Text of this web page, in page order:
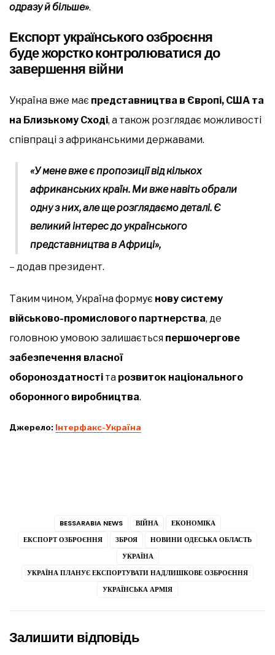
одразу й більше».
Експорт українського озброєння
буде жорстко контролюватися до
завершення війни
Україна вже має представництва в Європі, США та
на Близькому Сході, а також розглядає можливості
співпраці з африканськими державами.
«У мене вже є пропозиції від кількох
африканських країн. Ми вже навіть обрали
одну з них, але ще розглядаємо деталі. Є
великий інтерес до українського
представництва в Африці»,
– додав президент.
Таким чином, Україна формує нову систему
військово-промислового партнерства, де
головною умовою залишається першочергове
забезпечення власної
обороноздатності та розвиток національного
оборонного виробництва.
Джерело: Інтерфакс-Україна
BESSARABIA NEWS ВІЙНА
ЕКОНОМІКА
ЕКСПОРТ ОЗБРОЄННЯ
ЗБРОЯ
НОВИНИ ОДЕСЬКА ОБЛАСТЬ
УКРАЇНА
УКРАЇНА ПЛАНУЄ ЕКСПОРТУВАТИ НАДЛИШКОВЕ ОЗБРОЄННЯ
УКРАЇНСЬКА АРМІЯ
Залишити відповідь